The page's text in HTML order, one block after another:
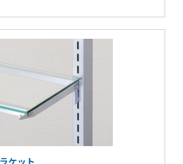
ケット